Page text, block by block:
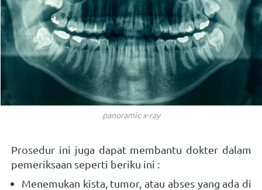
panoramic x-ray
Prosedur ini juga dapat membantu dokter dalam
pemeriksaan seperti beriku ini :
Menemukan kista, tumor, atau abses yang ada di